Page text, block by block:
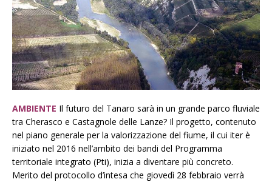
AMBIENTE Il futuro del Tanaro sarà in un grande parco fluviale
tra Cherasco e Castagnole delle Lanze? Il progetto, contenuto
nel piano generale per la valorizzazione del fiume, il cui iter è
iniziato nel 2016 nell’ambito dei bandi del Programma
territoriale integrato (Pti), inizia a diventare più concreto.
Merito del protocollo d’intesa che giovedì 28 febbraio verrà